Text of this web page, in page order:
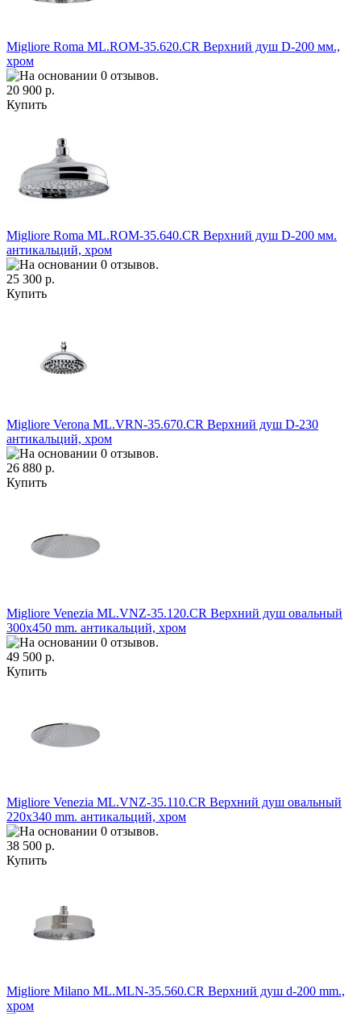
Migliore Roma ML.ROM-35.620.CR Верхний душ D-200 мм.,
хром
20 900 р.
Купить
Migliore Roma ML.ROM-35.640.CR Верхний душ D-200 мм.
антикальций, хром
25 300 р.
Купить
Migliore Verona ML.VRN-35.670.CR Верхний душ D-230
антикальций, хром
26 880 р.
Купить
Migliore Venezia ML.VNZ-35.120.CR Верхний душ овальный
300х450 mm. антикальций, хром
49 500 р.
Купить
Migliore Venezia ML.VNZ-35.110.CR Верхний душ овальный
220х340 mm. антикальций, хром
38 500 р.
Купить
Migliore Milano ML.MLN-35.560.CR Верхний душ d-200 mm.,
хром